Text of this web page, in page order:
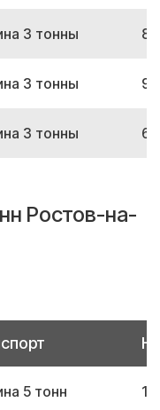
3 тонны
3 тонны
3 тонны
Ростов-на-
5 тонн